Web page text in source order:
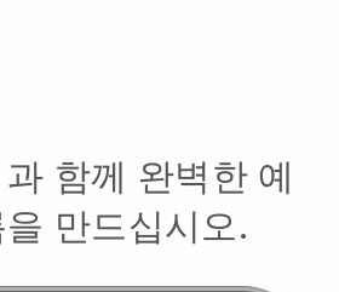
과 함께 완벽한 예
만드십시오.